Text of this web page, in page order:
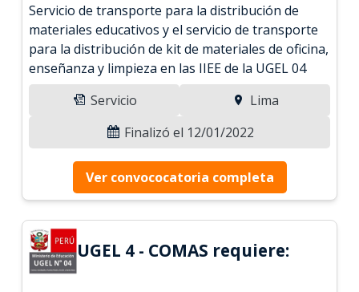
Servicio de transporte para la distribución de
materiales educativos y el servicio de transporte
para la distribución de kit de materiales de oficina,
enseñanza y limpieza en las IIEE de la UGEL 04
Servicio
Lima
Finalizó el 12/01/2022
Ver convococatoria completa
UGEL 4 - COMAS requiere: